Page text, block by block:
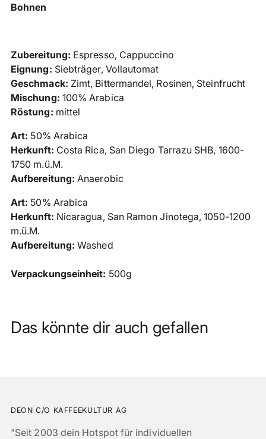
Produkt
Warenkorb
legen
Bohnen
Zubereitung: Espresso, Cappuccino
Eignung: Siebträger, Vollautomat
Geschmack: Zimt, Bittermandel, Rosinen, Steinfrucht
Mischung: 100% Arabica
Röstung: mittel
Art: 50% Arabica
Herkunft: Costa Rica, San Diego Tarrazu SHB, 1600-
1750 m.ü.M.
Aufbereitung: Anaerobic
Art: 50% Arabica
Herkunft: Nicaragua, San Ramon Jinotega, 1050-1200
m.ü.M.
Aufbereitung: Washed
Verpackungseinheit: 500g
Das könnte dir auch gefallen
DEON C/O KAFFEEKULTUR AG
"Seit 2003 dein Hotspot für individuellen